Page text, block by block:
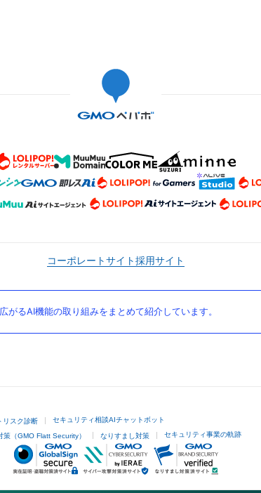
コーポレートサイト採用サイト
るAI機能の取り組みをまとめて紹介しています。
リスク診断 セキュリティ相談AIチャットボット
策（GMO Flatt Security） なりすまし対策 セキュリティ事業の軌跡